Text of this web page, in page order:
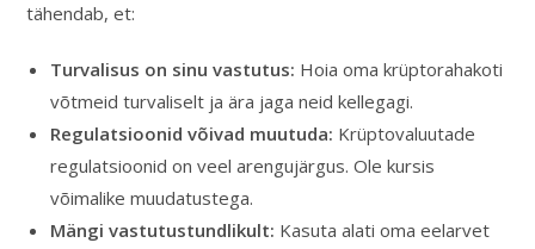
tähendab, et:
Turvalisus on sinu vastutus: Hoia oma krüptorahakoti
võtmeid turvaliselt ja ära jaga neid kellegagi.
Regulatsioonid võivad muutuda: Krüptovaluutade
regulatsioonid on veel arengujärgus. Ole kursis
võimalike muudatustega.
Mängi vastutustundlikult: Kasuta alati oma eelarvet